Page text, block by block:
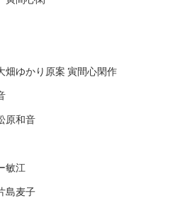
ゆかり原案 寅間心閑作
原和音
敏江
島麦子